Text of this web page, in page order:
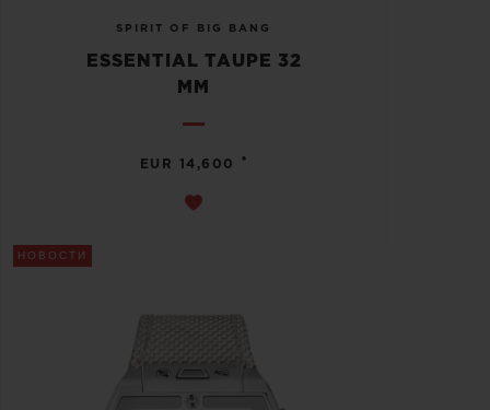
SPIRIT OF BIG BANG
ESSENTIAL TAUPE 32
MM
EUR 14,600 •
НОВОСТИ